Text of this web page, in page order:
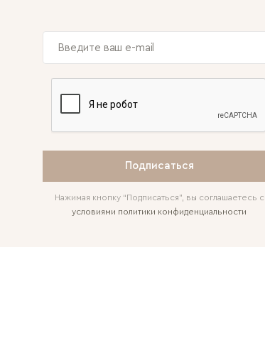
Подписаться
Нажимая кнопку “Подписаться”, вы соглашаетесь с
условиями политики конфиденциальности